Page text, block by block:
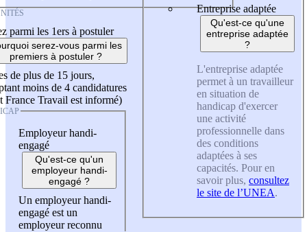
parmi les 1ers à postuler
serez-vous parmi les
premiers à postuler ?
de plus de 15 jours,
moins de 4 candidatures
France Travail est informé)
Employeur handi-
engagé
Qu'est-ce qu'un
employeur handi-
engagé ?
Un employeur handi-
engagé est un
employeur reconnu
Entreprise adaptée
Qu'est-ce qu'une
entreprise adaptée
?
L'entreprise adaptée
permet à un travailleur
en situation de
handicap d'exercer
une activité
professionnelle dans
des conditions
adaptées à ses
capacités. Pour en
savoir plus, consultez
le site de l’UNEA.